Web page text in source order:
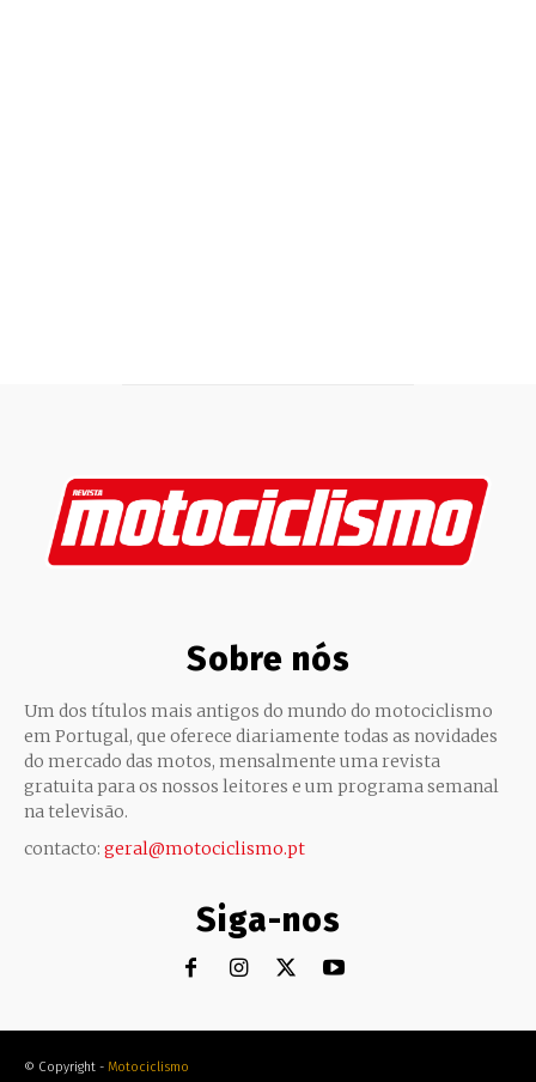
Sobre nós
Um dos títulos mais antigos do mundo do motociclismo
em Portugal, que oferece diariamente todas as novidades
do mercado das motos, mensalmente uma revista
gratuita para os nossos leitores e um programa semanal
na televisão.
contacto: geral@motociclismo.pt
Siga-nos
© Copyright - Motociclismo